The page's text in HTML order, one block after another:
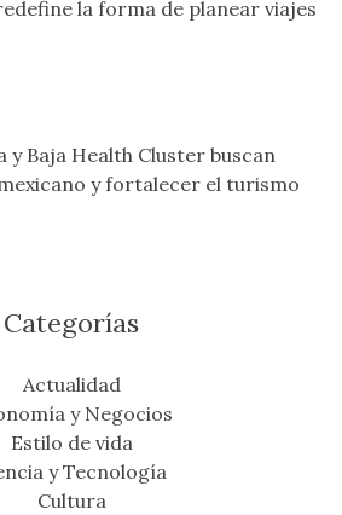
la forma de planear viajes
Baja Health Cluster buscan
y fortalecer el turismo
Categorías
Actualidad
y Negocios
Estilo de vida
y Tecnología
Cultura